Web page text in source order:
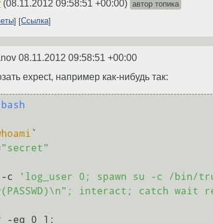
(08.11.2012 09:58:51 +00:00) автор топика
Ссылка
08.11.2012 09:58:51 +00:00
expect, например как-нибудь так:
`
"secret"
-c
'log_user 0; spawn su -c /bin/
interact; catch